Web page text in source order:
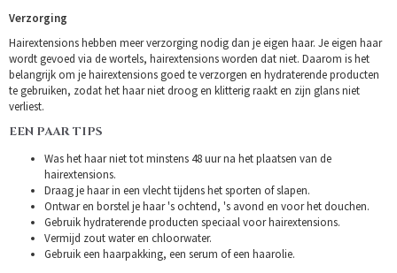
Verzorging
Hairextensions hebben meer verzorging nodig dan je eigen haar. Je eigen haar
wordt gevoed via de wortels, hairextensions worden dat niet. Daarom is het
belangrijk om je hairextensions goed te verzorgen en hydraterende producten
te gebruiken, zodat het haar niet droog en klitterig raakt en zijn glans niet
verliest.
EEN PAAR TIPS
Was het haar niet tot minstens 48 uur na het plaatsen van de
hairextensions.
Draag je haar in een vlecht tijdens het sporten of slapen.
Ontwar en borstel je haar 's ochtend, 's avond en voor het douchen.
Gebruik hydraterende producten speciaal voor hairextensions.
Vermijd zout water en chloorwater.
Gebruik een haarpakking, een serum of een haarolie.